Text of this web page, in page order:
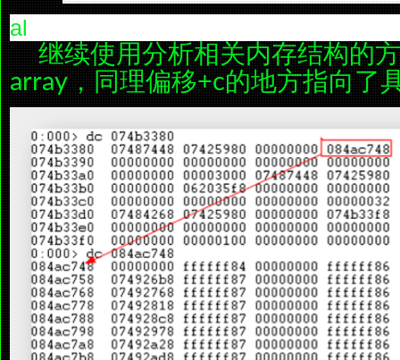
al
继续使用分析相关内存结构的
array，同理偏移+c的地方指向了